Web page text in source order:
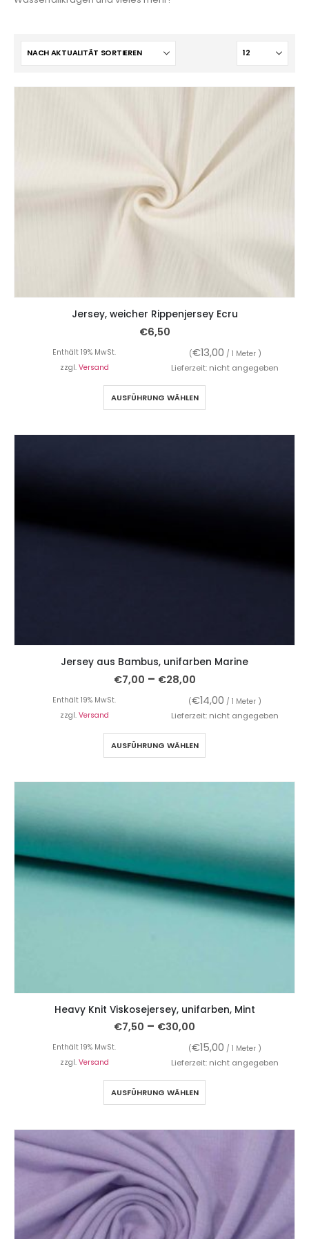
Jersey, weicher Rippenjersey Ecru
€6,50
Enthält 19% MwSt. (€13,00 / 1 Meter )
zzgl. Versand Lieferzeit: nicht angegeben
AUSFÜHRUNG WÄHLEN
Jersey aus Bambus, unifarben Marine
€7,00 – €28,00
Enthält 19% MwSt. (€14,00 / 1 Meter )
zzgl. Versand Lieferzeit: nicht angegeben
AUSFÜHRUNG WÄHLEN
Heavy Knit Viskosejersey, unifarben, Mint
€7,50 – €30,00
Enthält 19% MwSt. (€15,00 / 1 Meter )
zzgl. Versand Lieferzeit: nicht angegeben
AUSFÜHRUNG WÄHLEN